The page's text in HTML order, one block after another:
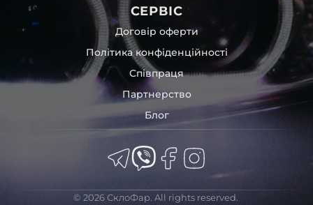
представлених на сайті.
Якщо ви шукаєте такі послуги, як заміна скла фари,
розпакування та перепакування фар, відновлення та
ремонт фар, заміна лінз Xenon LED BI-LED, ремонт скла,
корпусу та кріплення фари, налаштування світла,
коригування, діагностика та полірування фари, наші
партнерські сервіси готові надати допомогу по всій
тисячі задоволених клієнтів. Розмаїття вибору, постійна
наявність на складі, свіжі поступлення, доступна ціна,
СЕРВІС
Договір оферти
Політика конфіденційності
Співпраця
Партнерство
Блог
© 2026 СклоФар. All rights reserved.